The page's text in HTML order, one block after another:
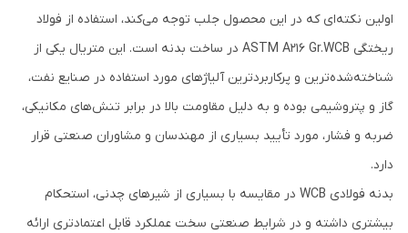
اولین نکته‌ای که در این محصول جلب توجه می‌کند، استفاده از فولاد
ریختگی ASTM A216 Gr.WCB در ساخت بدنه است. این متریال یکی از
شناخته‌شده‌ترین و پرکاربردترین آلیاژهای مورد استفاده در صنایع نفت،
گاز و پتروشیمی بوده و به دلیل مقاومت بالا در برابر تنش‌های مکانیکی،
ضربه و فشار، مورد تأیید بسیاری از مهندسان و مشاوران صنعتی قرار
دارد.
بدنه فولادی WCB در مقایسه با بسیاری از شیرهای چدنی، استحکام
بیشتری داشته و در شرایط صنعتی سخت عملکرد قابل اعتماد‌تری ارائه